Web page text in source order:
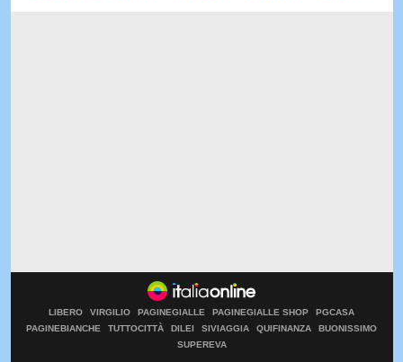
LIBERO VIRGILIO PAGINEGIALLE PAGINEGIALLE SHOP
PGCASA
PAGINEBIANCHE
TUTTOCITTÀ DILEI SIVIAGGIA QUIFINANZA
BUONISSIMO
SUPEREVA